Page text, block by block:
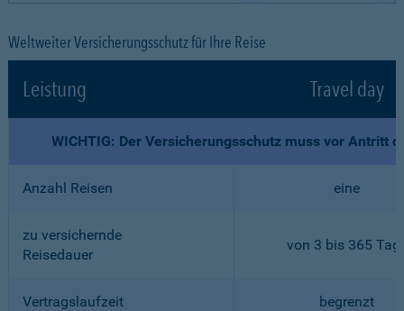
Weltweiter Versicherungsschutz für Ihre Reise
Leistung Travel day
WICHTIG: Der Versicherungsschutz muss vor Antritt
Anzahl Reisen eine
zu versichernde
Reisedauer
von 3 bis 365
Vertragslaufzeit begrenzt